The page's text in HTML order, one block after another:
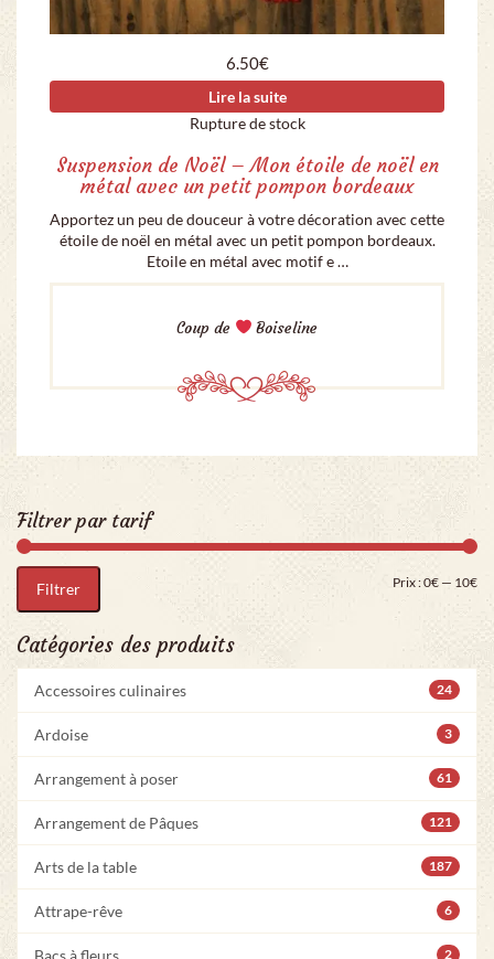
6.50€
Lire la suite
Rupture de stock
Suspension de Noël – Mon étoile de noël en
métal avec un petit pompon bordeaux
Apportez un peu de douceur à votre décoration avec cette
étoile de noël en métal avec un petit pompon bordeaux.
Etoile en métal avec motif e …
Coup de Boiseline
Filtrer par tarif
Filtrer Prix :0€ — 10€
Catégories des produits
Accessoires culinaires 24
Ardoise 3
Arrangement à poser 61
Arrangement de Pâques 121
Arts de la table 187
Attrape-rêve 6
Bacs à fleurs 2